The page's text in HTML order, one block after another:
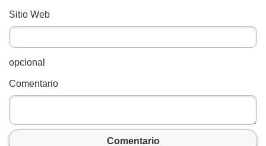
Sitio Web
opcional
Comentario
Comentario